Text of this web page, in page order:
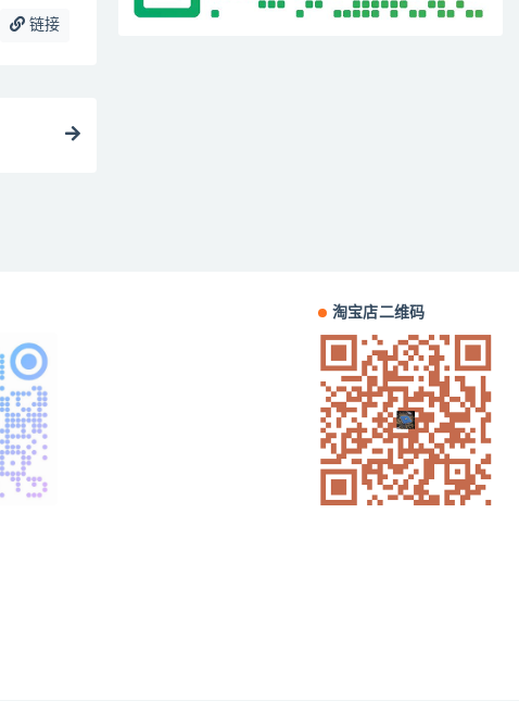
链接
淘宝店二维码